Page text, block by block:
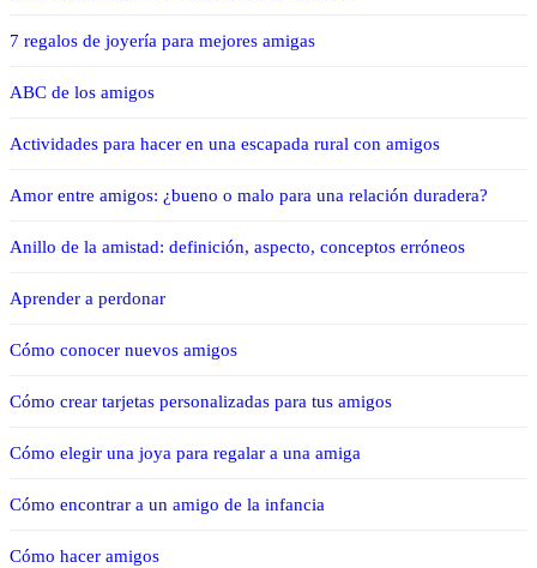
7 regalos de joyería para mejores amigas
ABC de los amigos
Actividades para hacer en una escapada rural con amigos
Amor entre amigos: ¿bueno o malo para una relación duradera?
Anillo de la amistad: definición, aspecto, conceptos erróneos
Aprender a perdonar
Cómo conocer nuevos amigos
Cómo crear tarjetas personalizadas para tus amigos
Cómo elegir una joya para regalar a una amiga
Cómo encontrar a un amigo de la infancia
Cómo hacer amigos